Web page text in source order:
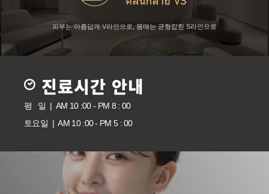
피부는 아름답게 V라인으로, 몸매는 균형잡힌 S라인으로
진료시간 안내
평 일 | AM 10 :00 - PM 8 : 00
토요일 | AM 10 :00 - PM 5 : 00